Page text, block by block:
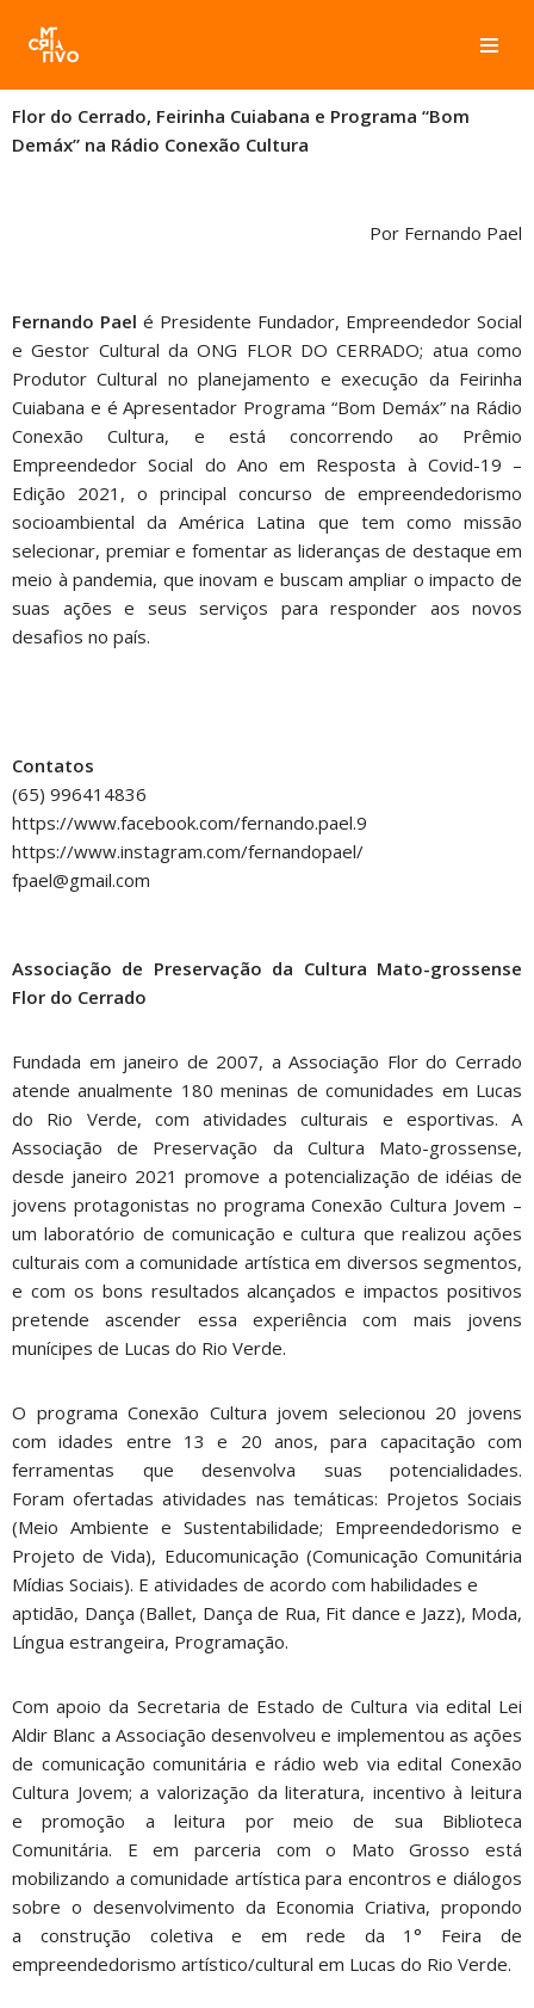
Pular
para
o
conteúdo
Flor do Cerrado, Feirinha Cuiabana e Programa “Bom
Demáx” na Rádio Conexão Cultura
Por Fernando Pael
Fernando Pael é Presidente Fundador, Empreendedor Social
e Gestor Cultural da ONG FLOR DO CERRADO; atua como
Produtor Cultural no planejamento e execução da Feirinha
Cuiabana e é Apresentador Programa “Bom Demáx” na Rádio
Conexão Cultura, e está concorrendo ao Prêmio
Empreendedor Social do Ano em Resposta à Covid-19 –
Edição 2021, o principal concurso de empreendedorismo
socioambiental da América Latina que tem como missão
selecionar, premiar e fomentar as lideranças de destaque em
meio à pandemia, que inovam e buscam ampliar o impacto de
suas ações e seus serviços para responder aos novos
desafios no país.
Contatos
(65) 996414836
https://www.facebook.com/fernando.pael.9
https://www.instagram.com/fernandopael/
fpael@gmail.com
Associação de Preservação da Cultura Mato-grossense
Flor do Cerrado
Fundada em janeiro de 2007, a Associação Flor do Cerrado
atende anualmente 180 meninas de comunidades em Lucas
do Rio Verde, com atividades culturais e esportivas. A
Associação de Preservação da Cultura Mato-grossense,
desde janeiro 2021 promove a potencialização de idéias de
jovens protagonistas no programa Conexão Cultura Jovem –
um laboratório de comunicação e cultura que realizou ações
culturais com a comunidade artística em diversos segmentos,
e com os bons resultados alcançados e impactos positivos
pretende ascender essa experiência com mais jovens
munícipes de Lucas do Rio Verde.
O programa Conexão Cultura jovem selecionou 20 jovens
com idades entre 13 e 20 anos, para capacitação com
ferramentas que desenvolva suas potencialidades.
Foram ofertadas atividades nas temáticas: Projetos Sociais
(Meio Ambiente e Sustentabilidade; Empreendedorismo e
Projeto de Vida), Educomunicação (Comunicação Comunitária
Mídias Sociais). E atividades de acordo com habilidades e
aptidão, Dança (Ballet, Dança de Rua, Fit dance e Jazz), Moda,
Língua estrangeira, Programação.
Com apoio da Secretaria de Estado de Cultura via edital Lei
Aldir Blanc a Associação desenvolveu e implementou as ações
de comunicação comunitária e rádio web via edital Conexão
Cultura Jovem; a valorização da literatura, incentivo à leitura
e promoção a leitura por meio de sua Biblioteca
Comunitária. E em parceria com o Mato Grosso está
mobilizando a comunidade artística para encontros e diálogos
sobre o desenvolvimento da Economia Criativa, propondo
a construção coletiva e em rede da 1° Feira de
empreendedorismo artístico/cultural em Lucas do Rio Verde.